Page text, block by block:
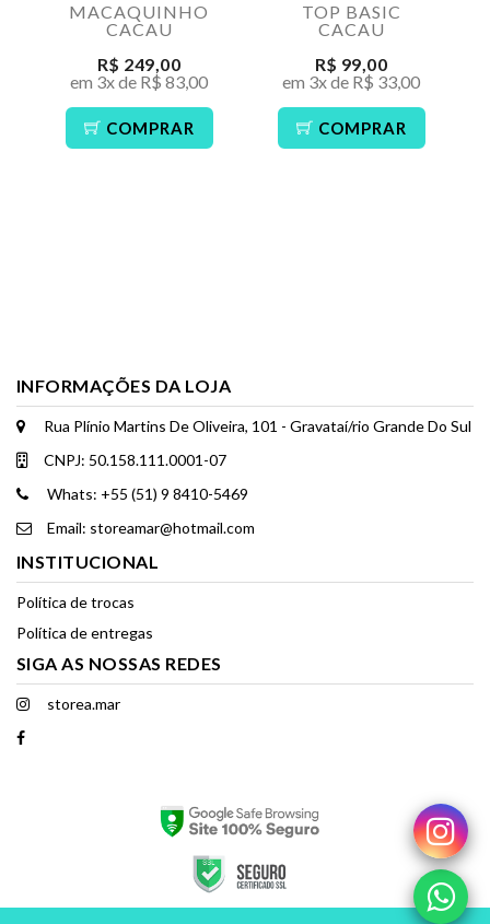
MACAQUINHO
CACAU
R$ 249,00
em 3x de R$ 83,00
COMPRAR
TOP BASIC
CACAU
R$ 99,00
em 3x de R$ 33,00
COMPRAR
INFORMAÇÕES DA LOJA
Rua Plínio Martins De Oliveira, 101 - Gravataí/rio Grande Do Sul
CNPJ: 50.158.111.0001-07
Whats: +55 (51) 9 8410-5469
Email: storeamar@hotmail.com
INSTITUCIONAL
Política de trocas
Política de entregas
SIGA AS NOSSAS REDES
storea.mar